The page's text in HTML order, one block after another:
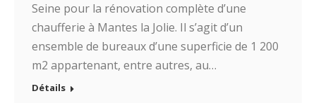
Seine pour la rénovation complète d’une
chaufferie à Mantes la Jolie. Il s’agit d’un
ensemble de bureaux d’une superficie de 1 200
m2 appartenant, entre autres, au…
Détails